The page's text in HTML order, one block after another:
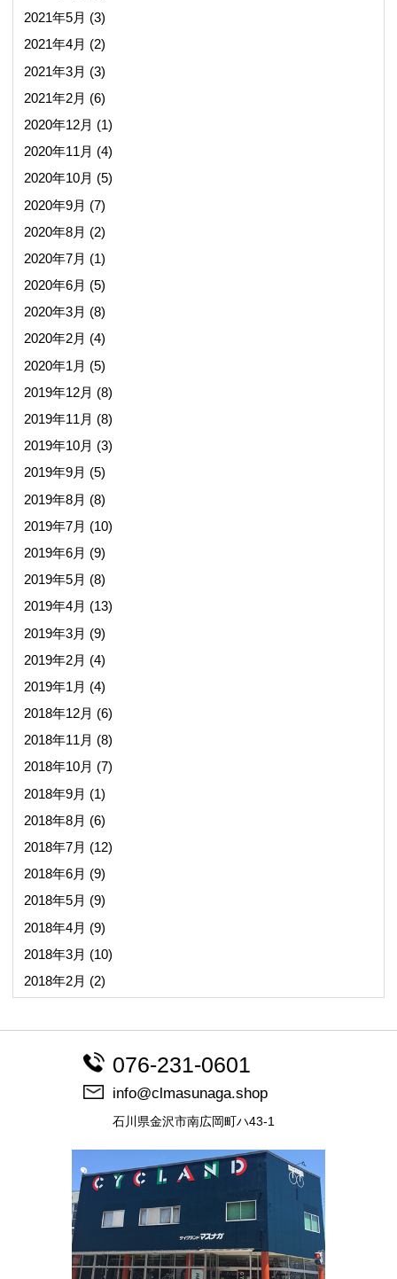
2021年5月 (3)
2021年4月 (2)
2021年3月 (3)
2021年2月 (6)
2020年12月 (1)
2020年11月 (4)
2020年10月 (5)
2020年9月 (7)
2020年8月 (2)
2020年7月 (1)
2020年6月 (5)
2020年3月 (8)
2020年2月 (4)
2020年1月 (5)
2019年12月 (8)
2019年11月 (8)
2019年10月 (3)
2019年9月 (5)
2019年8月 (8)
2019年7月 (10)
2019年6月 (9)
2019年5月 (8)
2019年4月 (13)
2019年3月 (9)
2019年2月 (4)
2019年1月 (4)
2018年12月 (6)
2018年11月 (8)
2018年10月 (7)
2018年9月 (1)
2018年8月 (6)
2018年7月 (12)
2018年6月 (9)
2018年5月 (9)
2018年4月 (9)
2018年3月 (10)
2018年2月 (2)
076-231-0601
info@clmasunaga.shop
石川県金沢市南広岡町ハ43-1